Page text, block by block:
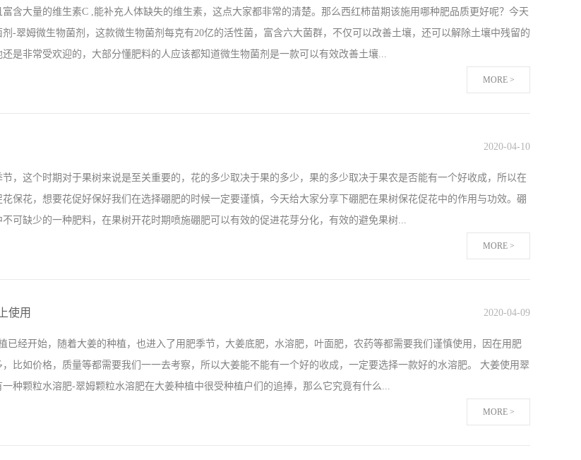
含大量的维生素C ,能补充人体缺失的维生素，这点大家都非常的清楚。那么西红柿苗期该施用哪种肥品质更好呢？今天
-翠姆微生物菌剂，这款微生物菌剂每克有20亿的活性菌，富含六大菌群，不仅可以改善土壤，还可以解除土壤中残留的
是非常受欢迎的，大部分懂肥料的人应该都知道微生物菌剂是一款可以有效改善土壤...
微生物菌剂湖南衡阳张大哥种植的西红柿，之前使用的一直都是传统的复合肥料，西红柿苗不仅成活率很低，长势差，土
柿转色也比较早，果个均匀，要比其他农户的西红柿提早7天上市，最主要的也是自己的收益提高了很多，张大哥表示
的，日后也会继续使用拉姆拉产品的。 西红柿使用翠姆微生物菌剂西红柿是我们大家生活中不可缺少的蔬菜，品质，外
也要选择一款安全系数比较高的产品，即能保证品质又能提高收益。以上就是我给大家带来的分享，希望能给大家带来
MORE >
，这个时期对于果树来说是至关重要的，花的多少取决于果的多少，果的多少取决于果农是否能有一个好收成，所以在
保花，想要花促好保好我们在选择硼肥的时候一定要谨慎，今天给大家分享下硼肥在果树保花促花中的作用与功效。硼
可缺少的一种肥料，在果树开花时期喷施硼肥可以有效的促进花芽分化，有效的避免果树...
翠姆硼肥现在市场上硼肥大部分都是以硼砂为主，使用不当容易产生硼中毒现象，所以在选择硼肥时一定要选择安全性
市场上普通硼肥比重要重一些，朋友说翠姆硼肥的安全系数非常高，即使稀释倍数大一些也不会出现硼中毒的现象，最
少，雨水多的时候畸形花还很多，每年一到保花季节都很头疼，自从喷施翠姆硼肥后，果树花蕾都非常多，畸形花基本
回去使用，效果确实非常好，每年果树促花保花的季节我都会喷施翠姆硼肥。柑橘使用拉姆拉翠姆硼肥在这也给各位果
2020-04-10
MORE >
使用
已经开始，随着大姜的种植，也进入了用肥季节，大姜底肥，水溶肥，叶面肥，农药等都需要我们谨慎使用，因在用肥
比如价格，质量等都需要我们一一去考察，所以大姜能不能有一个好的收成，一定要选择一款好的水溶肥。 大姜使用翠
种颗粒水溶肥-翠姆颗粒水溶肥在大姜种植中很受种植户们的追捧，那么它究竟有什么...
2020-04-09
MORE >